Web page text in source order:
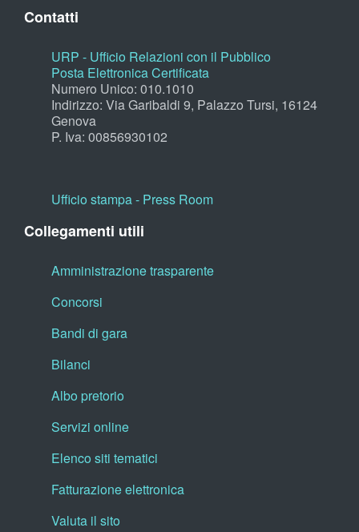
Contatti
URP - Ufficio Relazioni con il Pubblico
Posta Elettronica Certificata
Numero Unico: 010.1010
Indirizzo: Via Garibaldi 9, Palazzo Tursi, 16124
Genova
P. Iva: 00856930102
Ufficio stampa - Press Room
Collegamenti utili
Amministrazione trasparente
Concorsi
Bandi di gara
Bilanci
Albo pretorio
Servizi online
Elenco siti tematici
Fatturazione elettronica
Valuta il sito